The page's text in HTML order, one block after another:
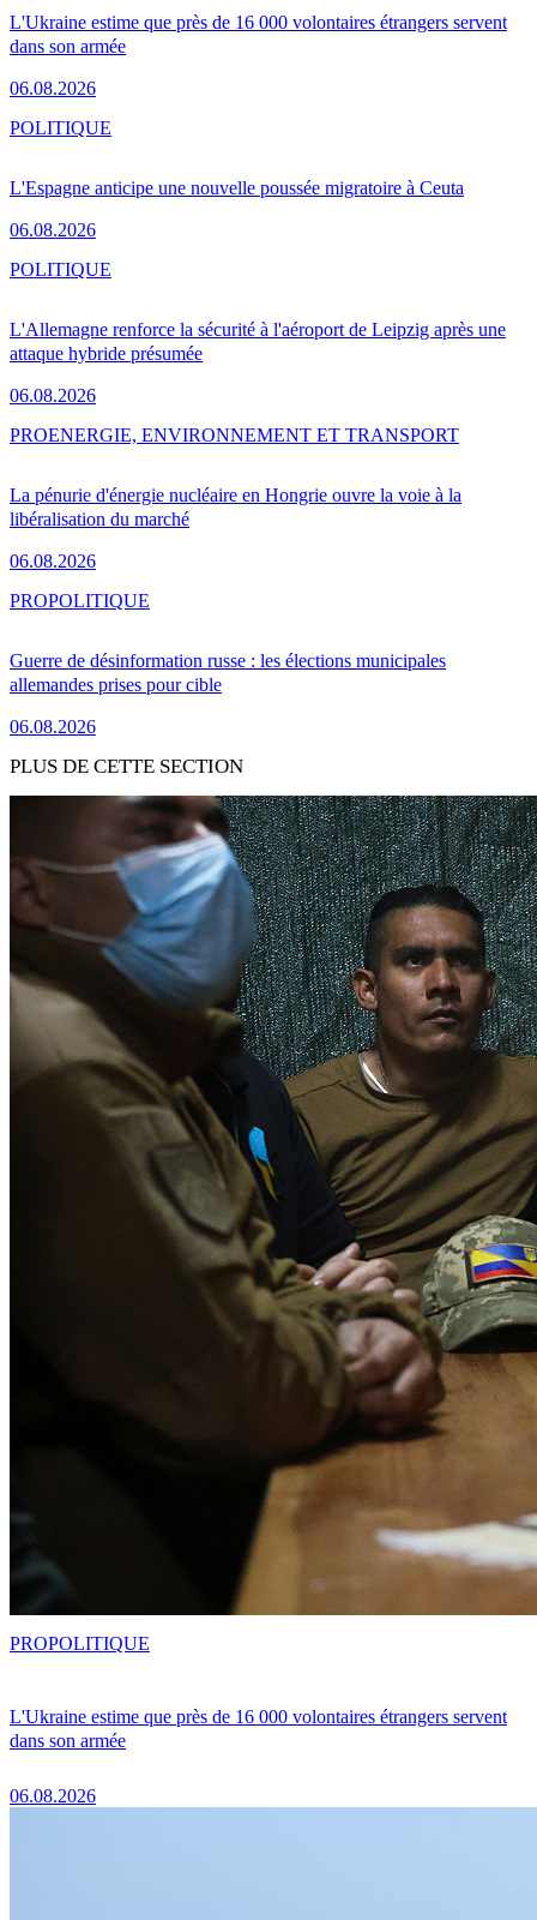
L'Ukraine estime que près de 16 000 volontaires étrangers servent
dans son armée
06.08.2026
L'Espagne anticipe une nouvelle poussée migratoire à Ceuta
06.08.2026
POLITIQUE
L'Allemagne renforce la sécurité à l'aéroport de Leipzig après une
attaque hybride présumée
06.08.2026
POLITIQUE
La pénurie d'énergie nucléaire en Hongrie ouvre la voie à la
libéralisation du marché
06.08.2026
PROENERGIE, ENVIRONNEMENT ET TRANSPORT
Guerre de désinformation russe : les élections municipales
allemandes prises pour cible
06.08.2026
PROPOLITIQUE
PLUS DE CETTE SECTION
L'Ukraine estime que près de 16 000 volontaires étrangers servent
dans son armée
06.08.2026
PROPOLITIQUE